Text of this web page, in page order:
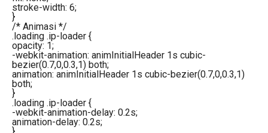
stroke-width: 6;
}
/* Animasi */
.loading .ip-loader {
opacity: 1;
-webkit-animation: animInitialHeader 1s cubic-
bezier(0.7,0,0.3,1) both;
animation: animInitialHeader 1s cubic-bezier(0.7,0,0.3,1)
both;
}
.loading .ip-loader {
-webkit-animation-delay: 0.2s;
animation-delay: 0.2s;